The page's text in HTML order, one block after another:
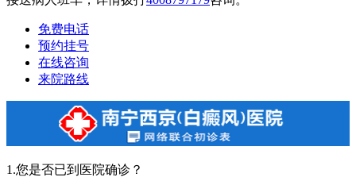
免费电话
预约挂号
在线咨询
来院路线
1.您是否已到医院确诊？